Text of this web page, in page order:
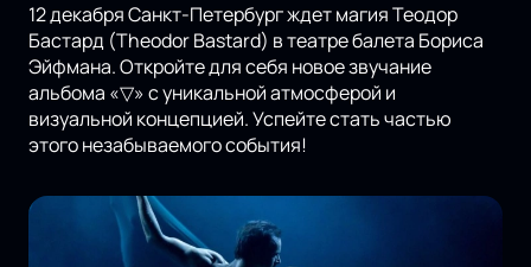
12 декабря Санкт-Петербург ждет магия Теодор
Бастард (Theodor Bastard) в театре балета Бориса
Эйфмана. Откройте для себя новое звучание
альбома «▽» с уникальной атмосферой и
визуальной концепцией. Успейте стать частью
этого незабываемого события!